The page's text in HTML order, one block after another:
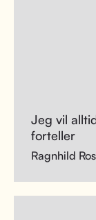
Jeg vil
forteller
Ragnhild